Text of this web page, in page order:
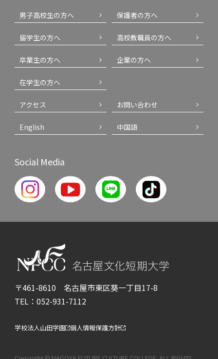
男子高校生の方へ 保護者の方へ
留学生の方へ 高校教職員の方へ
卒業生の方へ 企業の方へ
在学生の方へ
アクセス お問い合わせ
English 中国語
Social Media
〒461-8610 名古屋市東区葵一丁目17-8
TEL：052-931-7112
学校法人山田学園 個人情報保護方針